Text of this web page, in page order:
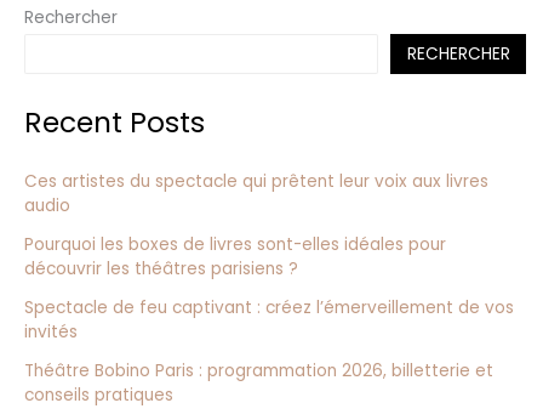
Rechercher
RECHERCHER
Recent Posts
Ces artistes du spectacle qui prêtent leur voix aux livres
audio
Pourquoi les boxes de livres sont-elles idéales pour
découvrir les théâtres parisiens ?
Spectacle de feu captivant : créez l’émerveillement de vos
invités
Théâtre Bobino Paris : programmation 2026, billetterie et
conseils pratiques